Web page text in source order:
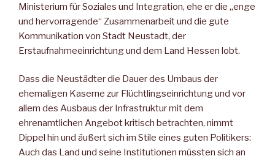
Ministerium für Soziales und Integration, ehe er die „enge
und hervorragende“ Zusammenarbeit und die gute
Kommunikation von Stadt Neustadt, der
Erstaufnahmeeinrichtung und dem Land Hessen lobt.
Dass die Neustädter die Dauer des Umbaus der
ehemaligen Kaserne zur Flüchtlingseinrichtung und vor
allem des Ausbaus der Infrastruktur mit dem
ehrenamtlichen Angebot kritisch betrachten, nimmt
Dippel hin und äußert sich im Stile eines guten Politikers:
Auch das Land und seine Institutionen müssten sich an